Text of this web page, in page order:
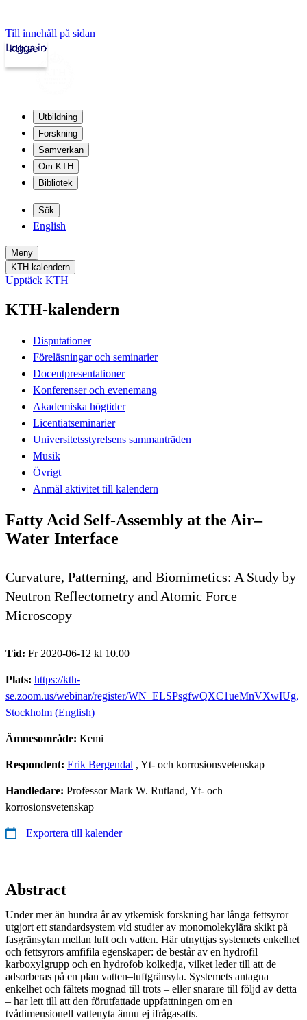
Till innehåll på sidan
kth.se
Logga in
Utbildning
Forskning
Samverkan
Om KTH
Bibliotek
Sök
English
Meny
KTH-kalendern
Upptäck KTH
KTH-kalendern
Disputationer
Föreläsningar och seminarier
Docentpresentationer
Konferenser och evenemang
Akademiska högtider
Licentiatseminarier
Universitetsstyrelsens sammanträden
Musik
Övrigt
Anmäl aktivitet till kalendern
Fatty Acid Self-Assembly at the Air–
Water Interface
Curvature, Patterning, and Biomimetics: A Study by
Neutron Reflectometry and Atomic Force
Microscopy
Tid: Fr 2020-06-12 kl 10.00
Plats: https://kth-
se.zoom.us/webinar/register/WN_ELSPsgfwQXC1ueMnVXwIUg,
Stockholm (English)
Ämnesområde: Kemi
Respondent: Erik Bergendal , Yt- och korrosionsvetenskap
Handledare: Professor Mark W. Rutland, Yt- och
korrosionsvetenskap
Exportera till kalender
Abstract
Under mer än hundra år av ytkemisk forskning har långa fettsyror
utgjort ett standardsystem vid studier av monomolekylära skikt på
fasgränsytan mellan luft och vatten. Här utnyttjas systemets enkelhet
och fettsyrors amfifila egenskaper: de består av en hydrofil
karboxylgrupp och en hydrofob kolkedja, vilket leder till att de
adsorberas på en plan vatten–luftgränsyta. Systemets antagna
enkelhet och fältets mognad till trots – eller snarare till följd av detta
– har lett till att den förutfattade uppfattningen om en
tvådimensionell vattenyta ännu ej ifrågasatts.